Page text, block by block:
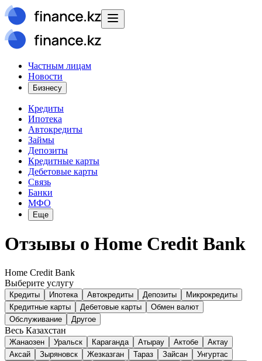
Частным лицам
Новости
Бизнесу
Кредиты
Ипотека
Автокредиты
Займы
Депозиты
Кредитные карты
Дебетовые карты
Связь
Банки
МФО
Еще
Отзывы о Home Credit Bank
Home Credit Bank
Выберите услугу
Кредиты Ипотека Автокредиты Депозиты
Микрокредиты
Кредитные карты
Дебетовые карты
Обмен валют
Обслуживание
Другое
Весь Казахстан
Жанаозен Уральск Караганда Атырау Актобе
Актау
Аксай
Зыряновск Жезказган Тараз Зайсан
Унгуртас